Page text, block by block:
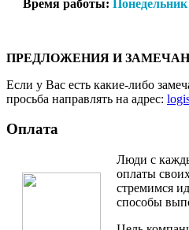
Время работы:
ПРЕДЛОЖЕНИЯ И
Если у Вас есть какие-либо
просьба направлять на адрес:
Оплата
Люди с
оплаты
стремимся
способы